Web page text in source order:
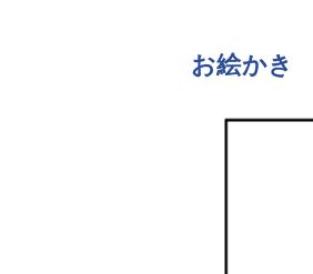
お絵かき